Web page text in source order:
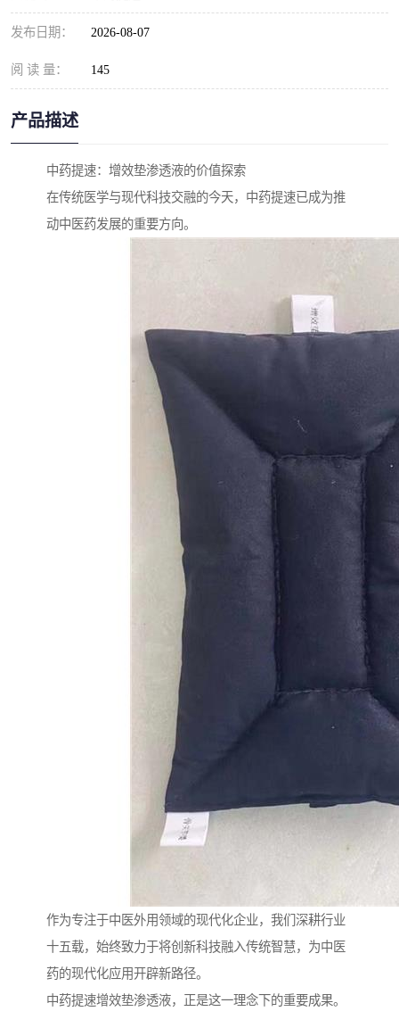
发布日期： 2026-08-07
阅 读 量： 145
产品描述
中药提速：增效垫渗透液的价值探索
在传统医学与现代科技交融的今天，中药提速已成为推
动中医药发展的重要方向。
作为专注于中医外用领域的现代化企业，我们深耕行业
十五载，始终致力于将创新科技融入传统智慧，为中医
药的现代化应用开辟新路径。
中药提速增效垫渗透液，正是这一理念下的重要成果。